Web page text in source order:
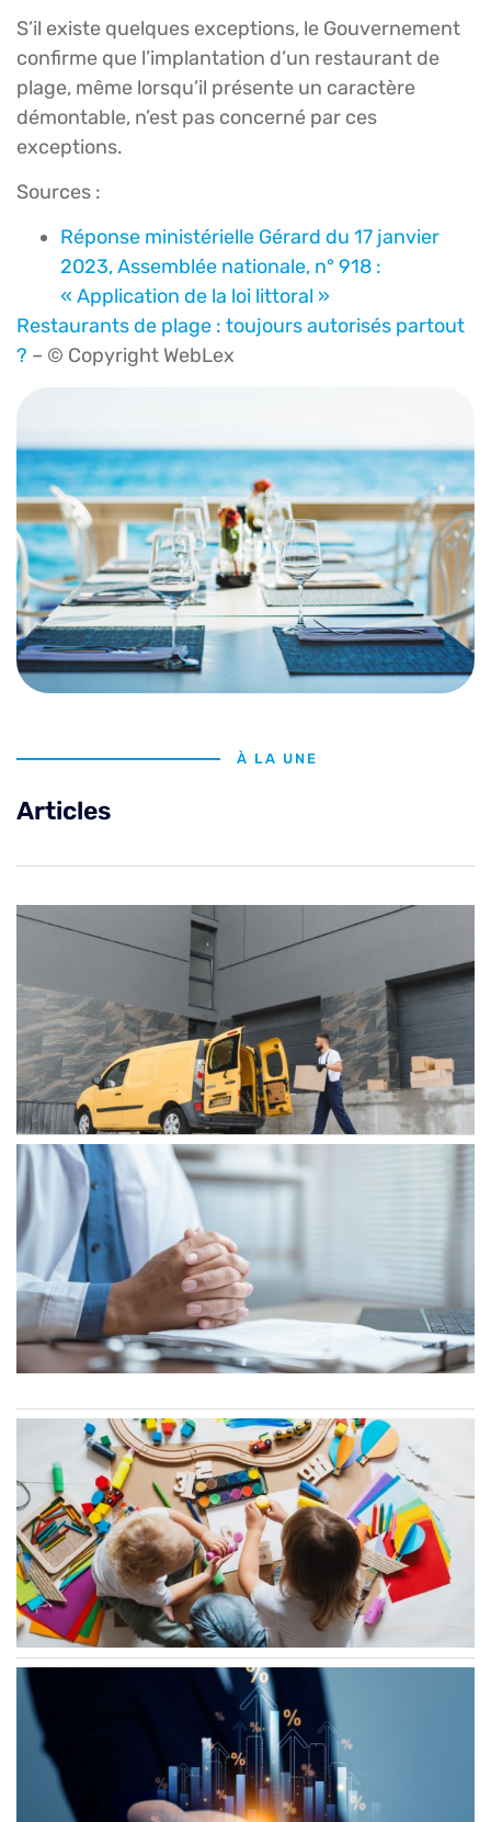
S’il existe quelques exceptions, le Gouvernement
confirme que l’implantation d’un restaurant de
plage, même lorsqu’il présente un caractère
démontable, n’est pas concerné par ces
exceptions.
Sources :
Réponse ministérielle Gérard du 17 janvier
2023, Assemblée nationale, n° 918 :
« Application de la loi littoral »
Restaurants de plage : toujours autorisés partout
? – © Copyright WebLex
À LA UNE
Articles